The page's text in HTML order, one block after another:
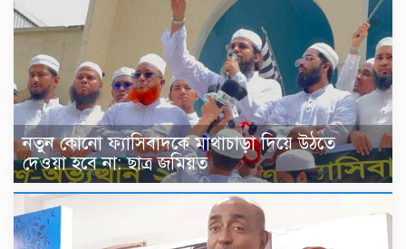
নতুন কোনো ফ্যাসিবাদকে মাথাচাড়া দিয়ে উঠতে
দেওয়া হবে না: ছাত্র জমিয়ত